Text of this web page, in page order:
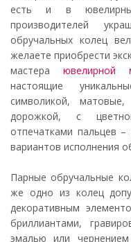
есть и в
производителей
обручальных колец
желаете приобрести
мастера ювелирной
настоящие
символикой,
дорожкой, с
отпечатками пальцев
вариантов исполнения
Парные обручальные
же одно из колец
декоративным
бриллиантами,
эмалью или